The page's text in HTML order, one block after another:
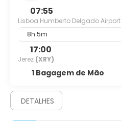
07:55
Lisboa Humberto Delgado Airport
8h 5m
17:00
Jerez (XRY)
1 Bagagem de Mão
DETALHES